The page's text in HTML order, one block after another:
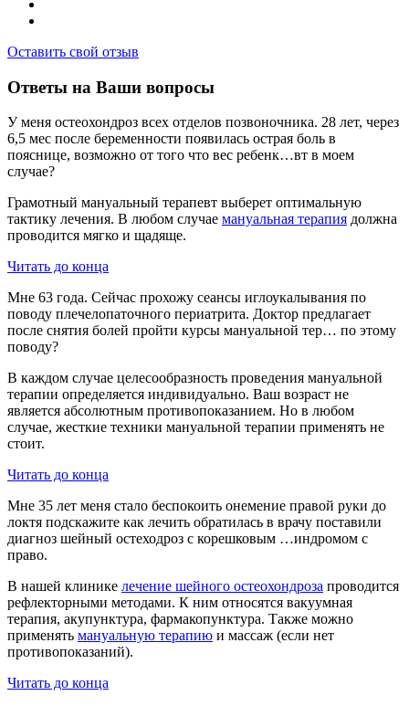
Оставить свой отзыв
Ответы на Ваши вопросы
У меня остеохондроз всех отделов позвоночника. 28 лет, через
6,5 мес после беременности появилась острая боль в
пояснице, возможно от того что вес ребенк…вт в моем
случае?
Грамотный мануальный терапевт выберет оптимальную
тактику лечения. В любом случае мануальная терапия должна
проводится мягко и щадяще.
Читать до конца
Мне 63 года. Сейчас прохожу сеансы иглоукалывания по
поводу плечелопаточного периатрита. Доктор предлагает
после снятия болей пройти курсы мануальной тер… по этому
поводу?
В каждом случае целесообразность проведения мануальной
терапии определяется индивидуально. Ваш возраст не
является абсолютным противопоказанием. Но в любом
случае, жесткие техники мануальной терапии применять не
стоит.
Читать до конца
Мне 35 лет меня стало беспокоить онемение правой руки до
локтя подскажите как лечить обратилась в врачу поставили
диагноз шейный остеходроз с корешковым …индромом с
право.
В нашей клинике лечение шейного остеохондроза проводится
рефлекторными методами. К ним относятся вакуумная
терапия, акупунктура, фармакопунктура. Также можно
применять мануальную терапию и массаж (если нет
противопоказаний).
Читать до конца